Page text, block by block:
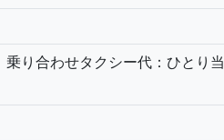
り合わせタクシー代：ひとり